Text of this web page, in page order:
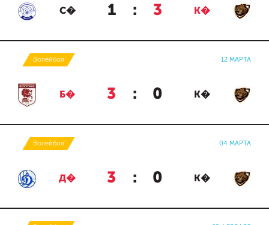
С� 1 : 3 К�
Волейбол 12 МАРТА
Б� 3 : 0 К�
Волейбол 04 МАРТА
Д� 3 : 0 К�